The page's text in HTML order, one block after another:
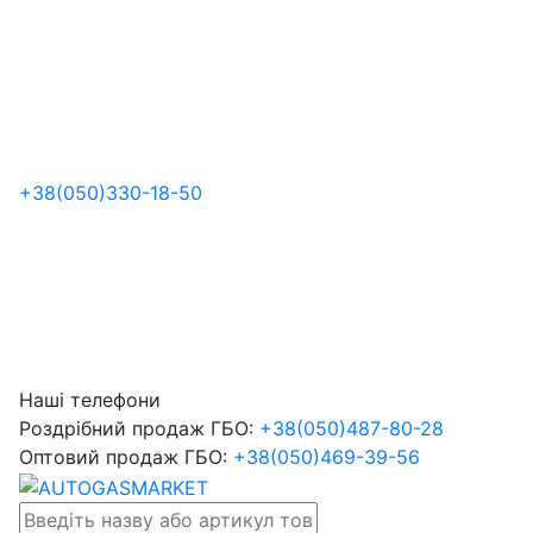
+38(050)330-18-50
Наші телефони
Роздрібний продаж ГБО: +38(050)487-80-28
Оптовий продаж ГБО: +38(050)469-39-56